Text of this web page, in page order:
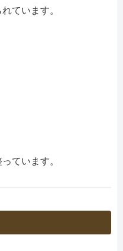
ています。
ています。